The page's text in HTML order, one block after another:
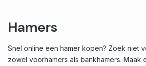
Hamers
Snel online een hamer kopen? Zoek niet
zowel voorhamers als bankhamers. Maak